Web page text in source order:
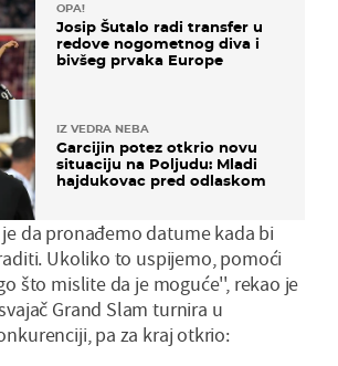
OPA!
Josip Šutalo radi transfer u
redove nogometnog diva i
bivšeg prvaka Europe
IZ VEDRA NEBA
Garcijin potez otkrio novu
situaciju na Poljudu: Mladi
hajdukovac pred odlaskom
da pronađemo datume kada bi
Ukoliko to uspijemo, pomoći
što mislite da je moguće'', rekao je
Grand Slam turnira u
pa za kraj otkrio: